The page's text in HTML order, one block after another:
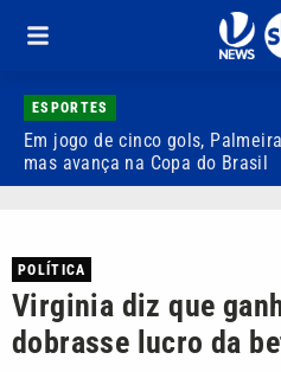
ESPORTES
Em jogo de cinco gols,
mas avança na Copa do Brasil
POLÍTICA
Virginia diz que
dobrasse lucro da